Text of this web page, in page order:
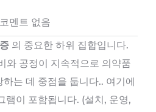
코멘트 없음
의 중요한 하위 집합입니다.
와 공정이 지속적으로 의약품
는 데 중점을 둡니다.. 여기에
램이 포함됩니다. (설치, 운영,